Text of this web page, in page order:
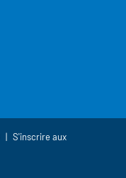
S'inscrire aux